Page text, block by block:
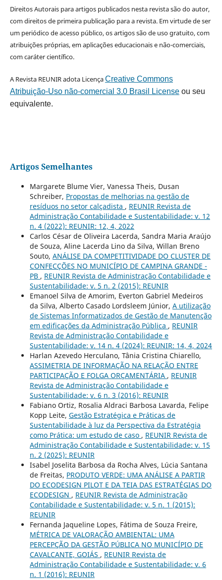
Direitos Autorais para artigos publicados nesta revista são do autor,
com direitos de primeira publicação para a revista. Em virtude de ser
um periódico de acesso público, os artigos são de uso gratuito, com
atribuições próprias, em aplicações educacionais e não-comerciais,
com caráter científico.
A Revista REUNIR adota LicençaCreative Commons
Atribuição-Uso não-comercial 3.0 Brasil Licenseou seu
equivalente.
Artigos Semelhantes
Margarete Blume Vier, Vanessa Theis, Dusan
Schreiber, Propostas de melhorias na gestão de
resíduos no setor calçadista , REUNIR Revista de
Administração Contabilidade e Sustentabilidade: v. 12
n. 4 (2022): REUNIR: 12, 4, 2022
Carlos César de Oliveira Lacerda, Sandra Maria Araújo
de Souza, Aline Lacerda Lino da Silva, Willan Breno
Souto, ANÁLISE DA COMPETITIVIDADE DO CLUSTER DE
CONFECÇÕES NO MUNICÍPIO DE CAMPINA GRANDE -
PB , REUNIR Revista de Administração Contabilidade e
Sustentabilidade: v. 5 n. 2 (2015): REUNIR
Emanoel Silva de Amorim, Everton Gabriel Medeiros
da Silva, Alberto Casado Lordsleem Júnior, A utilização
de Sistemas Informatizados de Gestão de Manutenção
em edificações da Administração Pública , REUNIR
Revista de Administração Contabilidade e
Sustentabilidade: v. 14 n. 4 (2024): REUNIR: 14, 4, 2024
Harlan Azevedo Herculano, Tânia Cristina Chiarello,
ASSIMETRIA DE INFORMAÇÃO NA RELAÇÃO ENTRE
PARTICIPAÇÃO E FOLGA ORÇAMENTÁRIA , REUNIR
Revista de Administração Contabilidade e
Sustentabilidade: v. 6 n. 3 (2016): REUNIR
Fabiano Ortiz, Rosalia Aldraci Barbosa Lavarda, Felipe
Kopp Leite, Gestão Estratégica e Práticas de
Sustentabilidade à luz da Perspectiva da Estratégia
como Prática: um estudo de caso , REUNIR Revista de
Administração Contabilidade e Sustentabilidade: v. 15
n. 2 (2025): REUNIR
Isabel Joselita Barbosa da Rocha Alves, Lúcia Santana
de Freitas, PRODUTO VERDE: UMA ANÁLISE A PARTIR
DO ECODESIGN PILOT E DA TEIA DAS ESTRATÉGIAS DO
ECODESIGN , REUNIR Revista de Administração
Contabilidade e Sustentabilidade: v. 5 n. 1 (2015):
REUNIR
Fernanda Jaqueline Lopes, Fátima de Souza Freire,
MÉTRICA DE VALORAÇÃO AMBIENTAL: UMA
PERCEPÇÃO DA GESTÃO PÚBLICA NO MUNICÍPIO DE
CAVALCANTE, GOIÁS , REUNIR Revista de
Administração Contabilidade e Sustentabilidade: v. 6
n. 1 (2016): REUNIR